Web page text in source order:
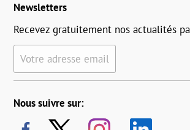
Newsletters
Recevez gratuitement nos actualités
Votre adresse email
Nous suivre sur: